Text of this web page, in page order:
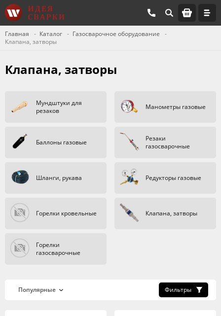
Главная Каталог
Газосварочное оборудование
Клапана, затворы
Клапана, затворы
Мундштуки для
резаков
Манометры газовые
Баллоны газовые
Резаки
газосварочные
Шланги, рукава Редукторы газовые
Горелки кровельные Клапана, затворы
Горелки
газосварочные
Фильтры